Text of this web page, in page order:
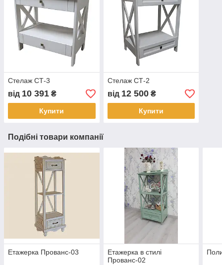
Стелаж СТ-3
від 10 391 ₴
Купити
Стелаж СТ-2
від 12 500₴
Купити
Подібні товари компанії
Етажерка Прованс-03
Етажерка в стилі
Прованс-02